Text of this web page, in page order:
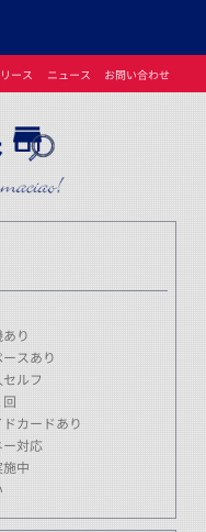
ース ニュース お問い合わせ
り
スあり
ルフ
カードあり
ー対応
中